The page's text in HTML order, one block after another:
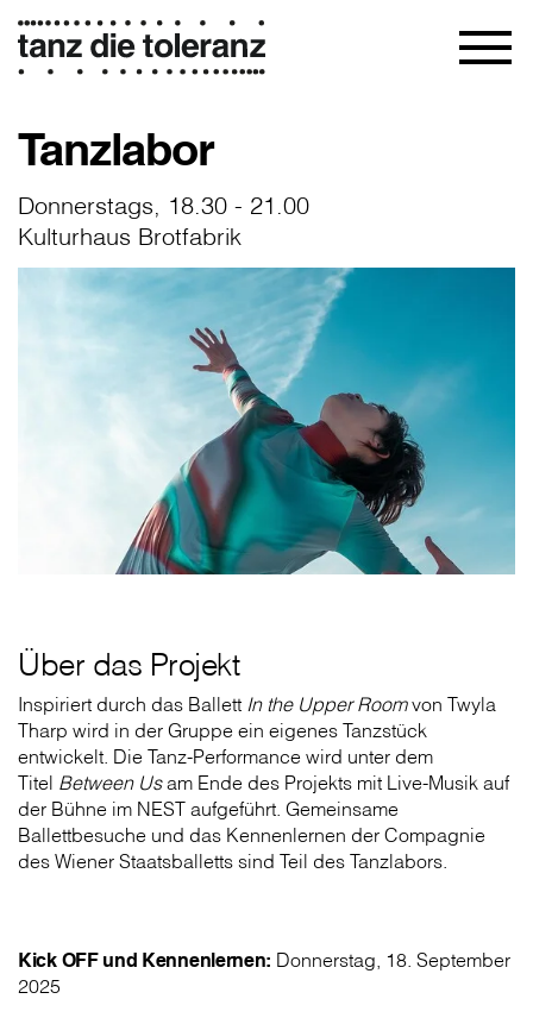
Tanzlabor
Donnerstags, 18.30 - 21.00
Kulturhaus Brotfabrik
Über das Projekt
Inspiriert durch das Ballett In the Upper Roomvon Twyla
Tharp wird in der Gruppe ein eigenes Tanzstück
entwickelt. Die Tanz-Performance wird unter dem
Titel Between Usam Ende des Projekts mit Live-Musik auf
der Bühne im NEST aufgeführt. Gemeinsame
Ballettbesuche und das Kennenlernen der Compagnie
des Wiener Staatsballetts sind Teil des Tanzlabors.
Kick OFF und Kennenlernen: Donnerstag, 18. September
2025